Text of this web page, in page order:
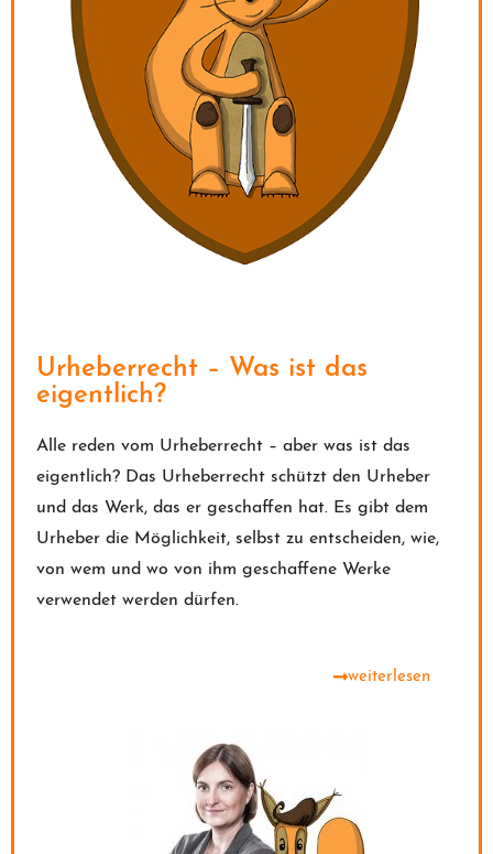
Urheberrecht – Was ist das
eigentlich?
Alle reden vom Urheberrecht – aber was ist das
eigentlich? Das Urheberrecht schützt den Urheber
und das Werk, das er geschaffen hat. Es gibt dem
Urheber die Möglichkeit, selbst zu entscheiden, wie,
von wem und wo von ihm geschaffene Werke
verwendet werden dürfen.
weiterlesen